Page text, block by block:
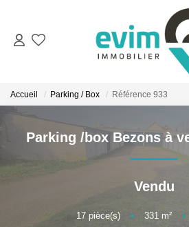
ACHETER
ESTIMER
VENDRE
Accueil Parking / Box Référence 933
Parking /box Bezons à
Vendu
17pièce(s) • 331 m² •